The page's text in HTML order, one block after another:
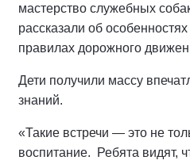
мастерство служебных
рассказали об
правилах дорожного
Дети получили массу
знаний.
«Такие встречи — это не
воспитание. Ребята видят,